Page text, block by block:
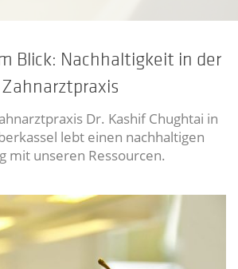
Blick: Nachhaltigkeit in der
Zahnarztpraxis
Dr. Kashif Chughtai in
lebt einen nachhaltigen
mit unseren Ressourcen.